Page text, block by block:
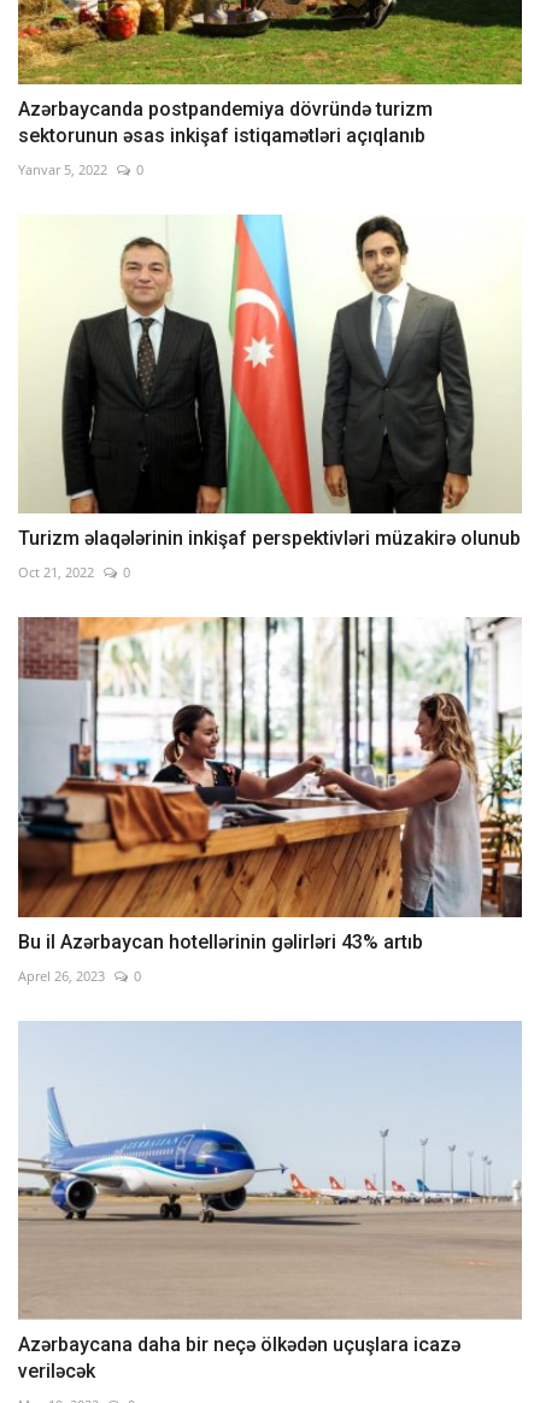
Azərbaycanda postpandemiya dövründə turizm
sektorunun əsas inkişaf istiqamətləri açıqlanıb
Yanvar 5, 2022 0
Turizm əlaqələrinin inkişaf perspektivləri müzakirə olunub
Oct 21, 2022 0
Bu il Azərbaycan hotellərinin gəlirləri 43% artıb
Aprel 26, 2023 0
Azərbaycana daha bir neçə ölkədən uçuşlara icazə
veriləcək